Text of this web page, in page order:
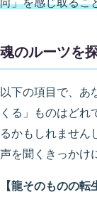
向」を感じ取るこ
魂のルーツを
以下の項目で、あ
くる」ものはどれ
るかもしれません
声を聞くきっかけ
【龍そのものの転